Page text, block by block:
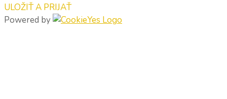
ULOŽIŤ A PRIJAŤ
Powered by